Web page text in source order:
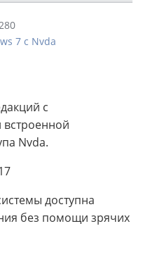
7 с Nvda
с
встроенной
Nvda.
доступна
без помощи зрячих